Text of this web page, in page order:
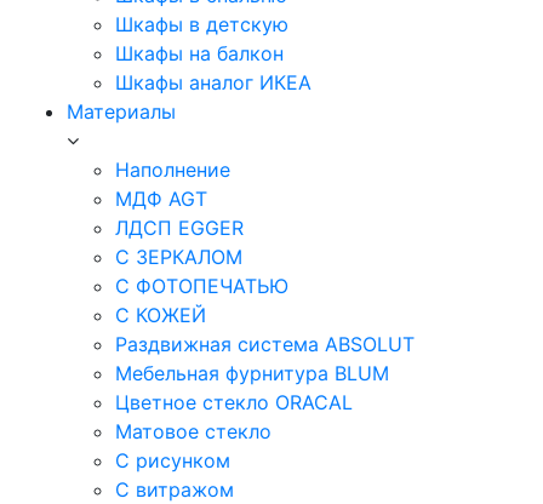
Шкафы в детскую
Шкафы на балкон
Шкафы аналог ИКЕА
Материалы
Наполнение
МДФ AGT
ЛДСП EGGER
С ЗЕРКАЛОМ
С ФОТОПЕЧАТЬЮ
С КОЖЕЙ
Раздвижная система ABSOLUT
Мебельная фурнитура BLUM
Цветное стекло ORACAL
Матовое стекло
C рисунком
C витражом